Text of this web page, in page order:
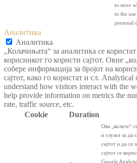
to store
to the
personal
Аналитика
Аналитика
„Колачињата“ за аналитика се користат
корисникот го користи сајтот. Овие
собере информација за бројот на
сајтот, како го користат и сл. Analytical
understand how visitors interact with the
help provide information on metrics the
rate, traffic source, etc.
Cookie
Duration
Ова „колаче“
и служи за да
сајтот и да се
сајтот се